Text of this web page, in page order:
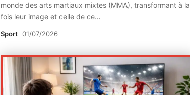
monde des arts martiaux mixtes (MMA), transformant à la
fois leur image et celle de ce…
Sport 01/07/2026